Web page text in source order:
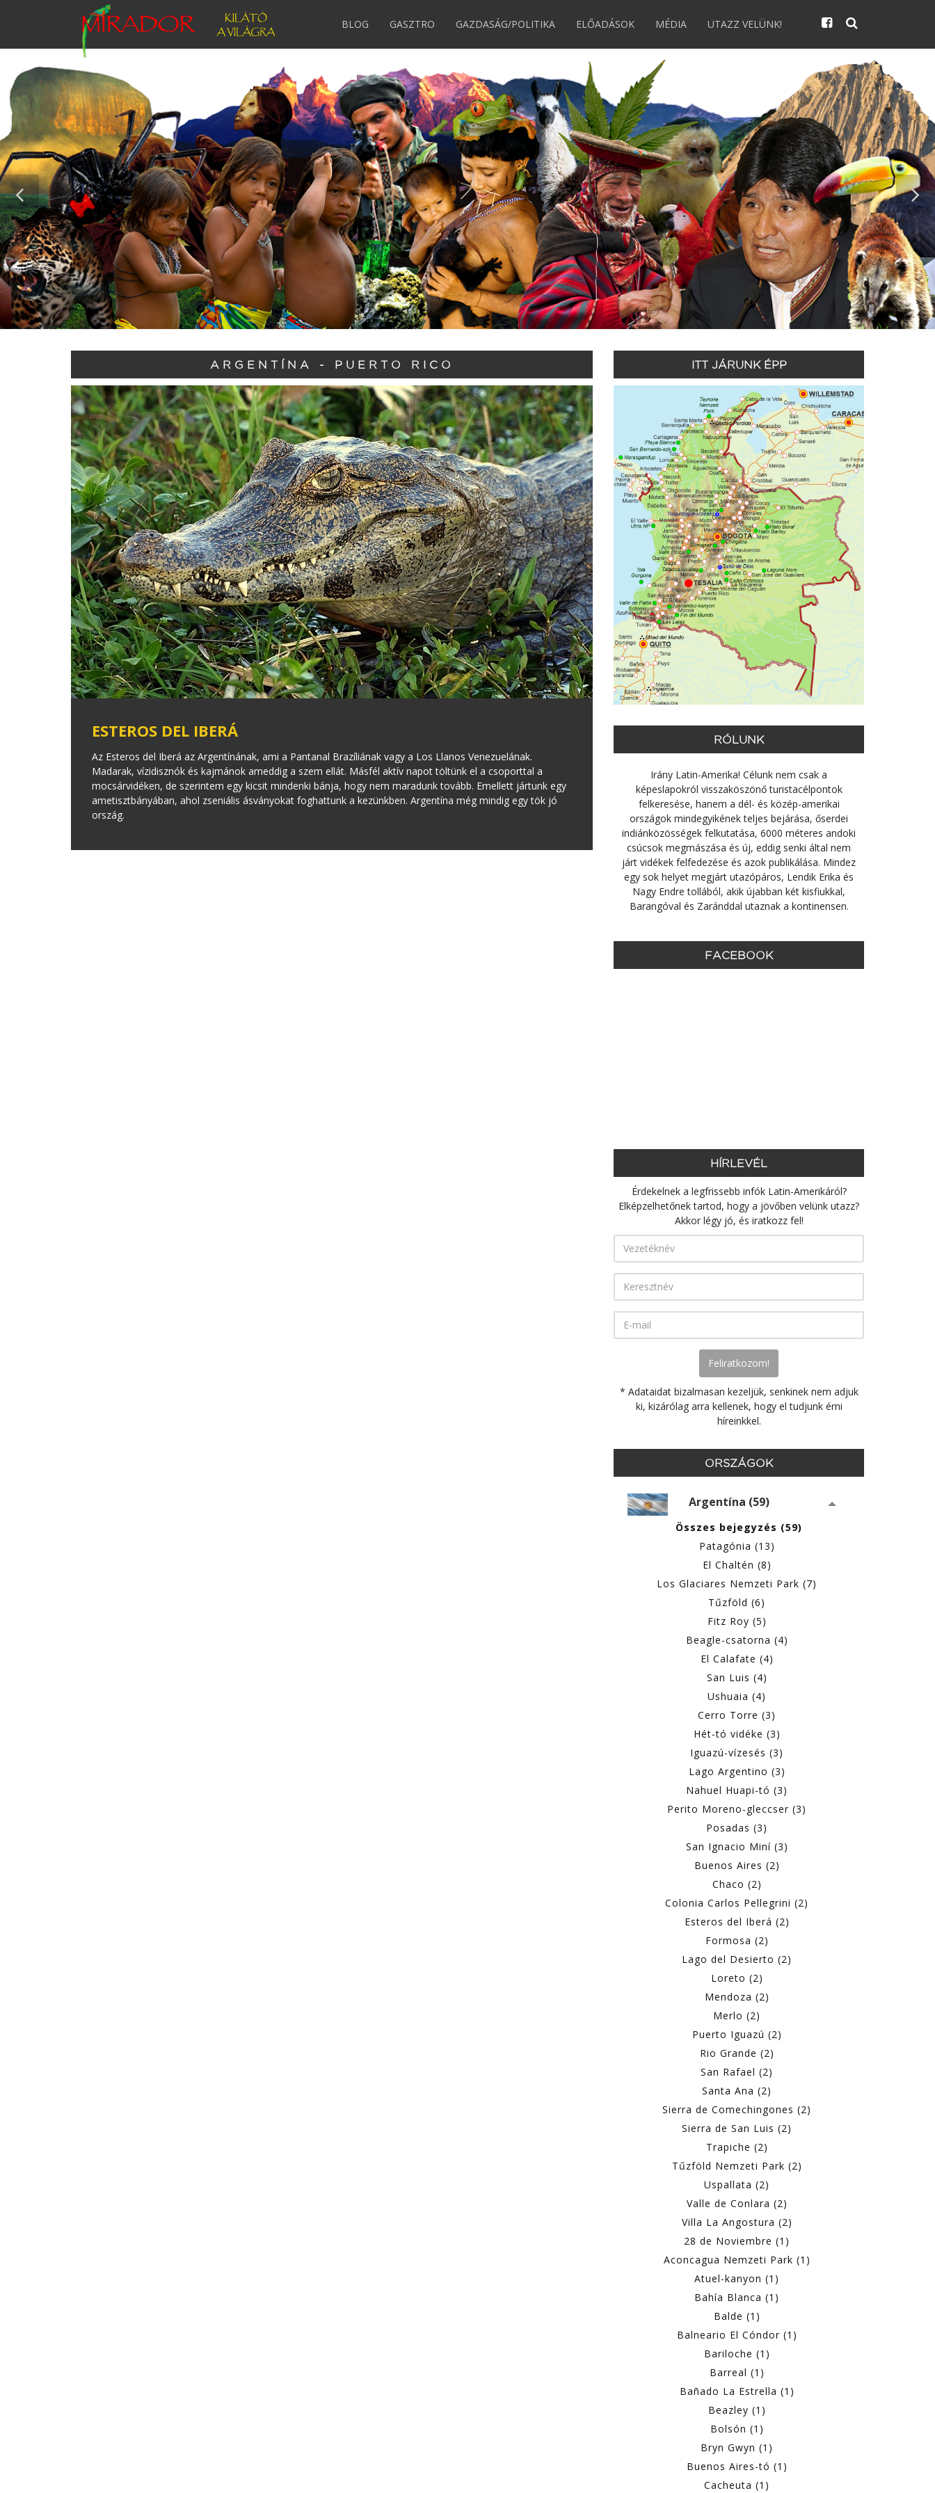
BLOG GASZTRO GAZDASÁG/POLITIKA ELŐADÁSOK MÉDIA UTAZZ VELÜNK!
ARGENTÍNA - PUERTO RICO
ESTEROS DEL IBERÁ
Az Esteros del Iberá az Argentínának, ami a Pantanal Brazíliának vagy a Los Llanos Venezuelának.
Madarak, vízidisznók és kajmánok ameddig a szem ellát. Másfél aktív napot töltünk el a csoporttal a
mocsárvidéken, de szerintem egy kicsit mindenki bánja, hogy nem maradunk tovább. Emellett jártunk egy
ametisztbányában, ahol zseniális ásványokat foghattunk a kezünkben. Argentína még mindig egy tök jó
ország.
ITT JÁRUNK ÉPP
RÓLUNK
Irány Latin-Amerika! Célunk nem csak a
képeslapokról visszaköszönő turistacélpontok
felkeresése, hanem a dél- és közép-amerikai
országok mindegyikének teljes bejárása, őserdei
indiánközösségek felkutatása, 6000 méteres andoki
csúcsok megmászása és új, eddig senki által nem
járt vidékek felfedezése és azok publikálása. Mindez
egy sok helyet megjárt utazópáros, Lendik Erika és
Nagy Endre tollából, akik újabban két kisfiukkal,
Barangóval és Zaránddal utaznak a kontinensen.
FACEBOOK
HÍRLEVÉL
Érdekelnek a legfrissebb infók Latin-Amerikáról?
Elképzelhetőnek tartod, hogy a jövőben velünk utazz?
Akkor légy jó, és iratkozz fel!
* Adataidat bizalmasan kezeljük, senkinek nem adjuk
ki, kizárólag arra kellenek, hogy el tudjunk érni
híreinkkel.
ORSZÁGOK
Argentína (59)
Összes bejegyzés (59)
Patagónia (13)
El Chaltén (8)
Los Glaciares Nemzeti Park (7)
Tűzföld (6)
Fitz Roy (5)
Beagle-csatorna (4)
El Calafate (4)
San Luis (4)
Ushuaia (4)
Cerro Torre (3)
Hét-tó vidéke (3)
Iguazú-vízesés (3)
Lago Argentino (3)
Nahuel Huapi-tó (3)
Perito Moreno-gleccser (3)
Posadas (3)
San Ignacio Miní (3)
Buenos Aires (2)
Chaco (2)
Colonia Carlos Pellegrini (2)
Esteros del Iberá (2)
Formosa (2)
Lago del Desierto (2)
Loreto (2)
Mendoza (2)
Merlo (2)
Puerto Iguazú (2)
Rio Grande (2)
San Rafael (2)
Santa Ana (2)
Sierra de Comechingones (2)
Sierra de San Luis (2)
Trapiche (2)
Tűzföld Nemzeti Park (2)
Uspallata (2)
Valle de Conlara (2)
Villa La Angostura (2)
28 de Noviembre (1)
Aconcagua Nemzeti Park (1)
Atuel-kanyon (1)
Bahía Blanca (1)
Balde (1)
Balneario El Cóndor (1)
Bariloche (1)
Barreal (1)
Bañado La Estrella (1)
Beazley (1)
Bolsón (1)
Bryn Gwyn (1)
Buenos Aires-tó (1)
Cacheuta (1)